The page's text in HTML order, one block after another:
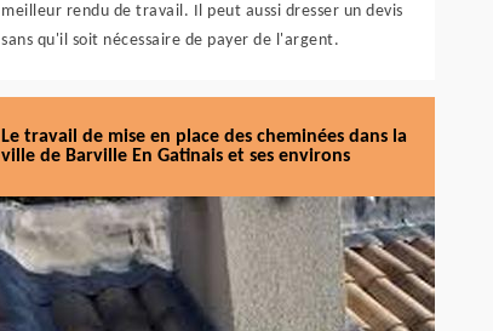
meilleur rendu de travail. Il peut aussi dresser un devis
sans qu'il soit nécessaire de payer de l'argent.
Le travail de mise en place des cheminées dans la
ville de Barville En Gatinais et ses environs